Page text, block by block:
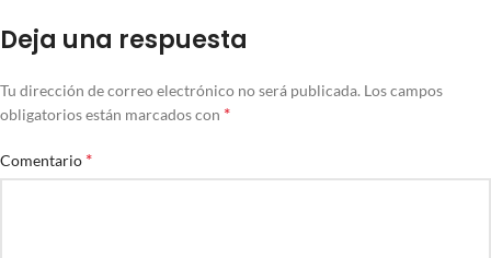
Deja una respuesta
Tu dirección de correo electrónico no será publicada. Los campos
obligatorios están marcados con *
Comentario *